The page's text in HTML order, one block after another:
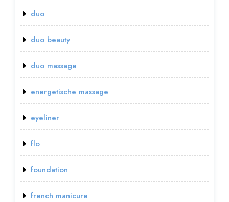
duo
duo beauty
duo massage
energetische massage
eyeliner
flo
foundation
french manicure